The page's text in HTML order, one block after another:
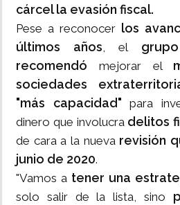
cárcel la evasión fiscal.
Pese a reconocer los
últimos años, el
recomendó mejorar el
sociedades
"más capacidad" para
dinero que involucra delitos
de cara a la nuevarevisión
junio de 2020.
"Vamos a tener una
solo salir de la lista, sino